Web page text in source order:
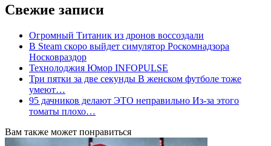
Свежие записи
Огромный Титаник из дронов воссоздали
В Steam скоро выйдет симулятор Роскомнадзора
Носковраздор
Технолоджия Юмор INFOPULSE
Три пятки за две секунды В женском футболе тоже
умеют…
95 дачников делают ЭТО неправильно Из-за этого
томаты плохо…
Вам также может понравиться